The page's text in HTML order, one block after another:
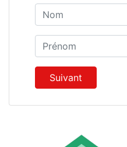
Prénom
Suivant